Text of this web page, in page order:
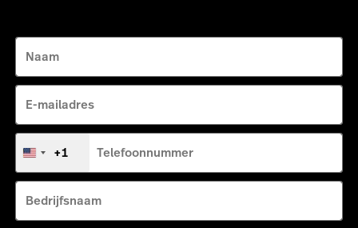
Naam
E-mailadres
Verenigde
+1
+1 Telefoonnummer
Bedrijfsnaam